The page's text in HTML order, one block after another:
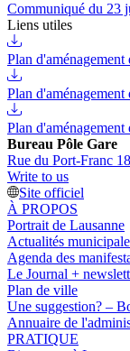
Communiqué du 23
Liens utiles
Plan
Plan
Plan
Bureau Pôle Gare
Rue du Port-Franc 18
Write to us
Site officiel
À PROPOS
Portrait de Lausanne
Actualités
Agenda des
Le Journal +
Plan de ville
Une suggestion? –
Annuaire de
PRATIQUE